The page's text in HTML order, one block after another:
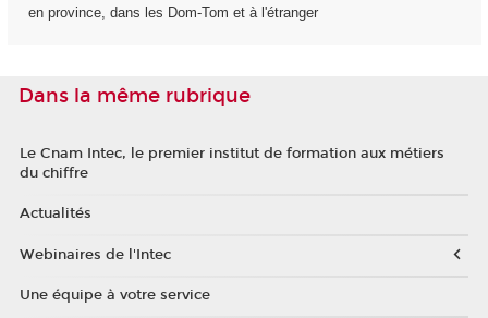
en province, dans les Dom-Tom et à l'étranger
Dans la même rubrique
Le Cnam Intec, le premier institut de formation aux métiers
du chiffre
Actualités
Webinaires de l'Intec
Une équipe à votre service